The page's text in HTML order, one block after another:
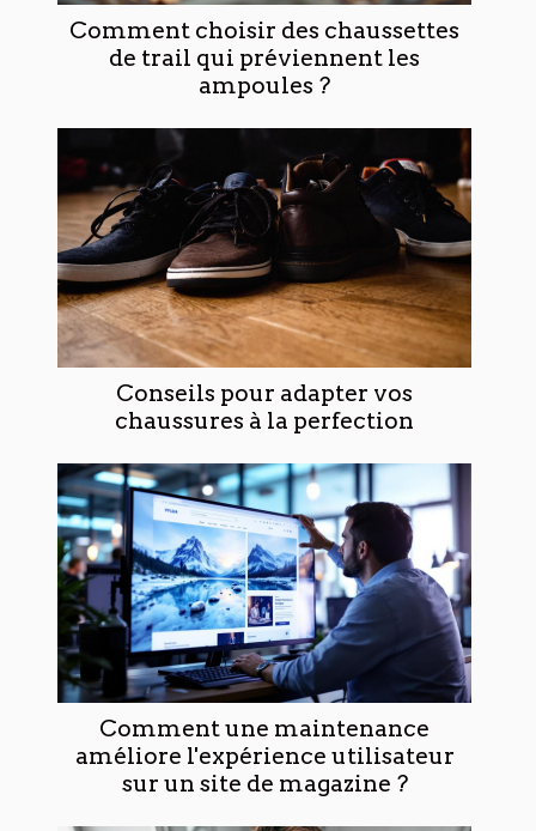
Comment choisir des chaussettes
de trail qui préviennent les
ampoules ?
Conseils pour adapter vos
chaussures à la perfection
Comment une maintenance
améliore l'expérience utilisateur
sur un site de magazine ?